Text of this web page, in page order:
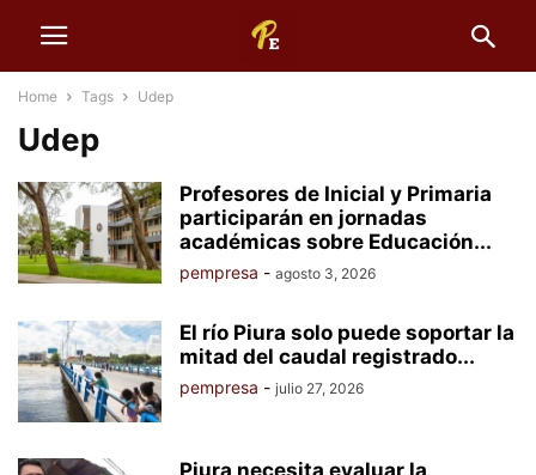
Home Tags Udep
Udep
Profesores de Inicial y Primaria
participarán en jornadas
académicas sobre Educación...
pempresa - agosto 3, 2026
El río Piura solo puede soportar la
mitad del caudal registrado...
pempresa - julio 27, 2026
Piura necesita evaluar la